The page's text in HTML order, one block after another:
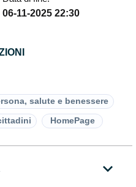
06-11-2025 22:30
salute e benessere
HomePage